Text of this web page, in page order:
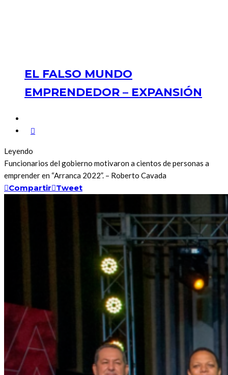
EL FALSO MUNDO
EMPRENDEDOR – EXPANSIÓN
Leyendo
Funcionarios del gobierno motivaron a cientos de personas a
emprender en “Arranca 2022”. – Roberto Cavada
Compartir Tweet